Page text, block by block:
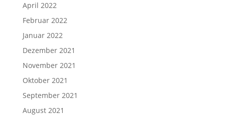
April 2022
Februar 2022
Januar 2022
Dezember 2021
November 2021
Oktober 2021
September 2021
August 2021